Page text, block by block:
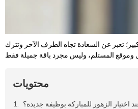
تعبر عن السعادة تجاه الطرف الآخر وتترك
محتويات
اختيار الزهور للمباركة بوظيفة جديدة؟